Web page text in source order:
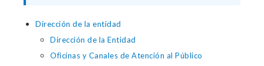
Dirección de la entidad
Dirección de la Entidad
Oficinas y Canales de Atención al Público